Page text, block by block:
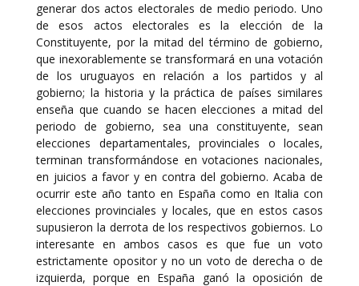
generar dos actos electorales de medio periodo. Uno
de esos actos electorales es la elección de la
Constituyente, por la mitad del término de gobierno,
que inexorablemente se transformará en una votación
de los uruguayos en relación a los partidos y al
gobierno; la historia y la práctica de países similares
enseña que cuando se hacen elecciones a mitad del
periodo de gobierno, sea una constituyente, sean
elecciones departamentales, provinciales o locales,
terminan transformándose en votaciones nacionales,
en juicios a favor y en contra del gobierno. Acaba de
ocurrir este año tanto en España como en Italia con
elecciones provinciales y locales, que en estos casos
supusieron la derrota de los respectivos gobiernos. Lo
interesante en ambos casos es que fue un voto
estrictamente opositor y no un voto de derecha o de
izquierda, porque en España ganó la oposición de